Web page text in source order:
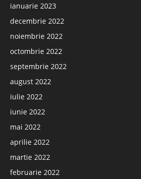
ianuarie 2023
decembrie 2022
noiembrie 2022
octombrie 2022
septembrie 2022
august 2022
iulie 2022
iunie 2022
mai 2022
aprilie 2022
martie 2022
februarie 2022